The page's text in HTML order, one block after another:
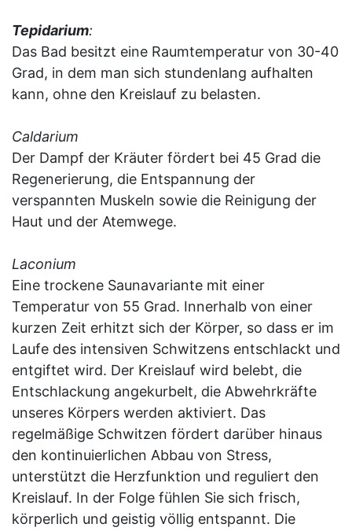
Tepidarium:
Das Bad besitzt eine Raumtemperatur von 30-40
Grad, in dem man sich stundenlang aufhalten
kann, ohne den Kreislauf zu belasten.
Caldarium
Der Dampf der Kräuter fördert bei 45 Grad die
Regenerierung, die Entspannung der
verspannten Muskeln sowie die Reinigung der
Haut und der Atemwege.
Laconium
Eine trockene Saunavariante mit einer
Temperatur von 55 Grad. Innerhalb von einer
kurzen Zeit erhitzt sich der Körper, so dass er im
Laufe des intensiven Schwitzens entschlackt und
entgiftet wird. Der Kreislauf wird belebt, die
Entschlackung angekurbelt, die Abwehrkräfte
unseres Körpers werden aktiviert. Das
regelmäßige Schwitzen fördert darüber hinaus
den kontinuierlichen Abbau von Stress,
unterstützt die Herzfunktion und reguliert den
Kreislauf. In der Folge fühlen Sie sich frisch,
körperlich und geistig völlig entspannt. Die